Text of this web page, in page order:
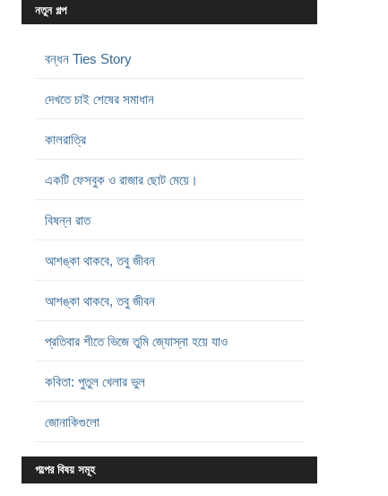
নতুন গল্প
বন্ধন Ties Story
দেখতে চাই শেষের সমাধান
কালরাত্রি
একটি ফেসবুক ও রাজার ছোট মেয়ে।
বিষন্ন রাত
আশঙ্কা থাকবে, তবু জীবন
আশঙ্কা থাকবে, তবু জীবন
প্রতিবার শীতে ভিজে তুমি জ্যোস্না হয়ে যাও
কবিতা: পুতুল খেলার ভুল
জোনাকিগুলো
গল্পের বিষয় সমূহ